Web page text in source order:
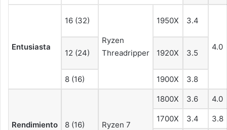
Entusiasta
16 (32)
Ryzen
Threadripper
1950X 3.4
4.0
12 (24) 1920X 3.5
8 (16) 1900X 3.8
Rendimiento 8 (16) Ryzen 7
1800X 3.6 4.0
1700X 3.4 3.8